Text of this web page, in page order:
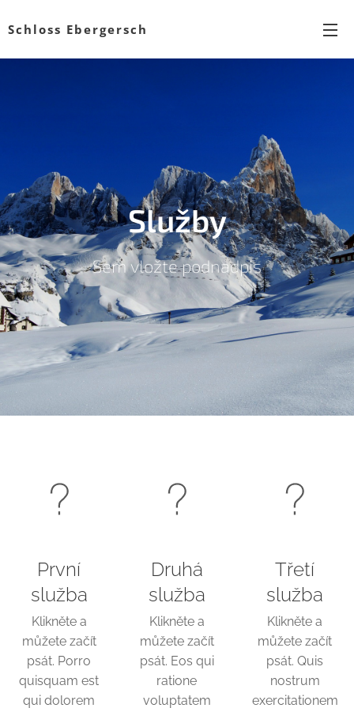
Schloss Ebergersch
Služby
Sem vložte podnadpis
První
služba
Klikněte a
můžete začít
psát. Porro
quisquam est
qui dolorem
Druhá
služba
Klikněte a
můžete začít
psát. Eos qui
ratione
voluptatem
Třetí
služba
Klikněte a
můžete začít
psát. Quis
nostrum
exercitationem